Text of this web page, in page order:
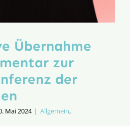
Übernahme
zur
der
Mai 2024 | Allgemein,